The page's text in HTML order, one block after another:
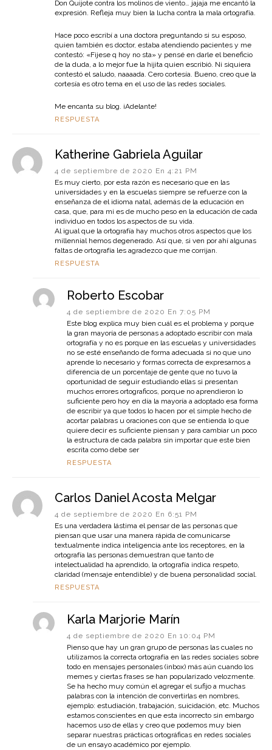
Don Quijote contra los molinos de viento… jajaja me encantó la
expresión. Refleja muy bien la lucha contra la mala ortografía.
Hace poco escribí a una doctora preguntando si su esposo,
quien también es doctor, estaba atendiendo pacientes y me
contestó: «Fijese q hoy no sta» y pensé en darle el beneficio
de la duda, a lo mejor fue la hijita quien escribió. Ni siquiera
contestó el saludo, naaaada. Cero cortesía. Bueno, creo que la
cortesía es otro tema en el uso de las redes sociales.
Me encanta su blog. ¡Adelante!
RESPUESTA
Katherine Gabriela Aguilar
4 de septiembre de 2020 En 4:21 PM
Es muy cierto, por esta razón es necesario que en las
universidades y en la escuelas siempre se refuerze con la
enseñanza de el idioma natal, además de la educación en
casa, que, para mi es de mucho peso en la educación de cada
individuo en todos los aspectos de su vida.
Al igual que la ortografía hay muchos otros aspectos que los
millennial hemos degenerado. Así que, si ven por ahí algunas
faltas de ortografía les agradezco que me corrijan.
RESPUESTA
Roberto Escobar
4 de septiembre de 2020 En 7:05 PM
Este blog explica muy bien cuál es el problema y porque
la gran mayoría de personas a adoptado escribir con mala
ortografía y no es porque en las escuelas y universidades
no se esté enseñando de forma adecuada si no que uno
aprende lo necesario y formas correcta de expresarnos a
diferencia de un porcentaje de gente que no tuvo la
oportunidad de seguir estudiando ellas si presentan
muchos errores ortograficos, porque no aprendieron lo
suficiente pero hoy en día la mayoría a adoptado esa forma
de escribir ya que todos lo hacen por el simple hecho de
acortar palabras u oraciones con que se entienda lo que
quiere decir es suficiente piensan y para cambiar un poco
la estructura de cada palabra sin importar que este bien
escrita como debe ser
RESPUESTA
Carlos Daniel Acosta Melgar
4 de septiembre de 2020 En 6:51 PM
Es una verdadera lástima el pensar de las personas que
piensan que usar una manera rápida de comunicarse
textualmente indica inteligencia ante los receptores, en la
ortografía las personas demuestran que tanto de
intelectualidad ha aprendido, la ortografía indica respeto,
claridad (mensaje entendible) y de buena personalidad social.
RESPUESTA
Karla Marjorie Marín
4 de septiembre de 2020 En 10:04 PM
Pienso que hay un gran grupo de personas las cuales no
utilizamos la correcta ortografía en las redes sociales sobre
todo en mensajes personales (inbox) más aún cuando los
memes y ciertas frases se han popularizado velozmente.
Se ha hecho muy común el agregar el sufijo a muchas
palabras con la intención de convertirlas en nombres,
ejemplo: estudiación, trabajación, suicidación, etc. Muchos
estamos conscientes en que esta incorrecto sin embargo
hacemos uso de ellas y creo que podemos muy bien
separar nuestras prácticas ortográficas en redes sociales
de un ensayo académico por ejemplo.